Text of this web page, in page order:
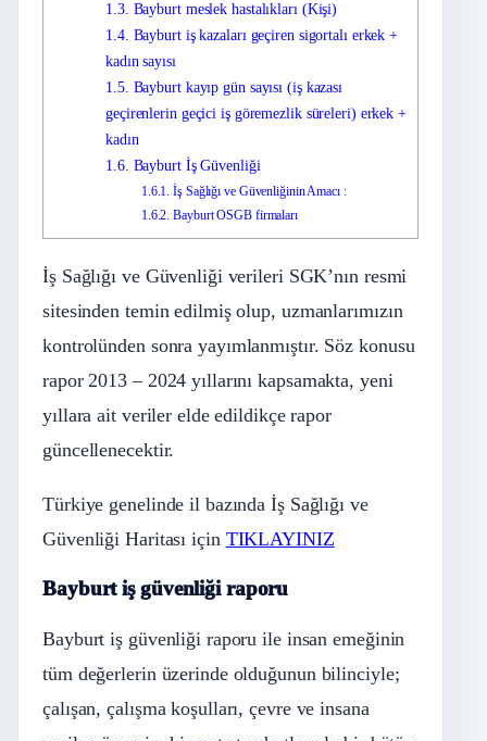
1.3. Bayburt meslek hastalıkları (Kişi)
1.4. Bayburt iş kazaları geçiren sigortalı erkek +
kadın sayısı
1.5. Bayburt kayıp gün sayısı (iş kazası
geçirenlerin geçici iş göremezlik süreleri) erkek +
kadın
1.6. Bayburt İş Güvenliği
1.6.1. İş Sağlığı ve Güvenliğinin Amacı :
1.6.2. Bayburt OSGB firmaları
İş Sağlığı ve Güvenliği verileri SGK’nın resmi
sitesinden temin edilmiş olup, uzmanlarımızın
kontrolünden sonra yayımlanmıştır. Söz konusu
rapor 2013 – 2024 yıllarını kapsamakta, yeni
yıllara ait veriler elde edildikçe rapor
güncellenecektir.
Türkiye genelinde il bazında İş Sağlığı ve
Güvenliği Haritası için TIKLAYINIZ
Bayburt iş güvenliği raporu
Bayburt iş güvenliği raporu ile insan emeğinin
tüm değerlerin üzerinde olduğunun bilinciyle;
çalışan, çalışma koşulları, çevre ve insana